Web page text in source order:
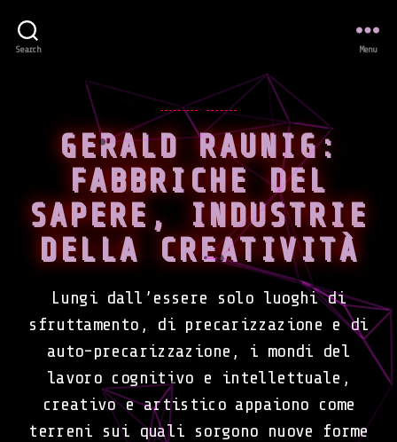
Search Menu
Categories
BOOKS NEWS
GERALD RAUNIG:
FABBRICHE DEL
SAPERE, INDUSTRIE
DELLA CREATIVITÀ
Lungi dall’essere solo luoghi di
sfruttamento, di precarizzazione e di
auto-precarizzazione, i mondi del
lavoro cognitivo e intellettuale,
creativo e artistico appaiono come
terreni sui quali sorgono nuove forme